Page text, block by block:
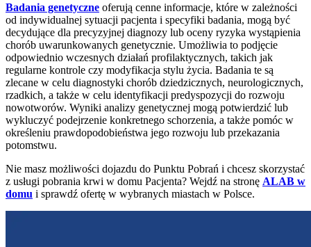
Badania genetyczne oferują cenne informacje, które w zależności
od indywidualnej sytuacji pacjenta i specyfiki badania, mogą być
decydujące dla precyzyjnej diagnozy lub oceny ryzyka wystąpienia
chorób uwarunkowanych genetycznie. Umożliwia to podjęcie
odpowiednio wczesnych działań profilaktycznych, takich jak
regularne kontrole czy modyfikacja stylu życia. Badania te są
zlecane w celu diagnostyki chorób dziedzicznych, neurologicznych,
rzadkich, a także w celu identyfikacji predyspozycji do rozwoju
nowotworów. Wyniki analizy genetycznej mogą potwierdzić lub
wykluczyć podejrzenie konkretnego schorzenia, a także pomóc w
określeniu prawdopodobieństwa jego rozwoju lub przekazania
potomstwu.
Nie masz możliwości dojazdu do Punktu Pobrań i chcesz skorzystać
z usługi pobrania krwi w domu Pacjenta? Wejdź na stronę ALAB w
domu i sprawdź ofertę w wybranych miastach w Polsce.